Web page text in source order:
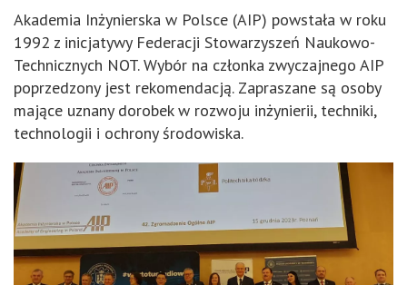
Akademia Inżynierska w Polsce (AIP) powstała w roku
1992 z inicjatywy Federacji Stowarzyszeń Naukowo-
Technicznych NOT. Wybór na członka zwyczajnego AIP
poprzedzony jest rekomendacją. Zapraszane są osoby
mające uznany dorobek w rozwoju inżynierii, techniki,
technologii i ochrony środowiska.